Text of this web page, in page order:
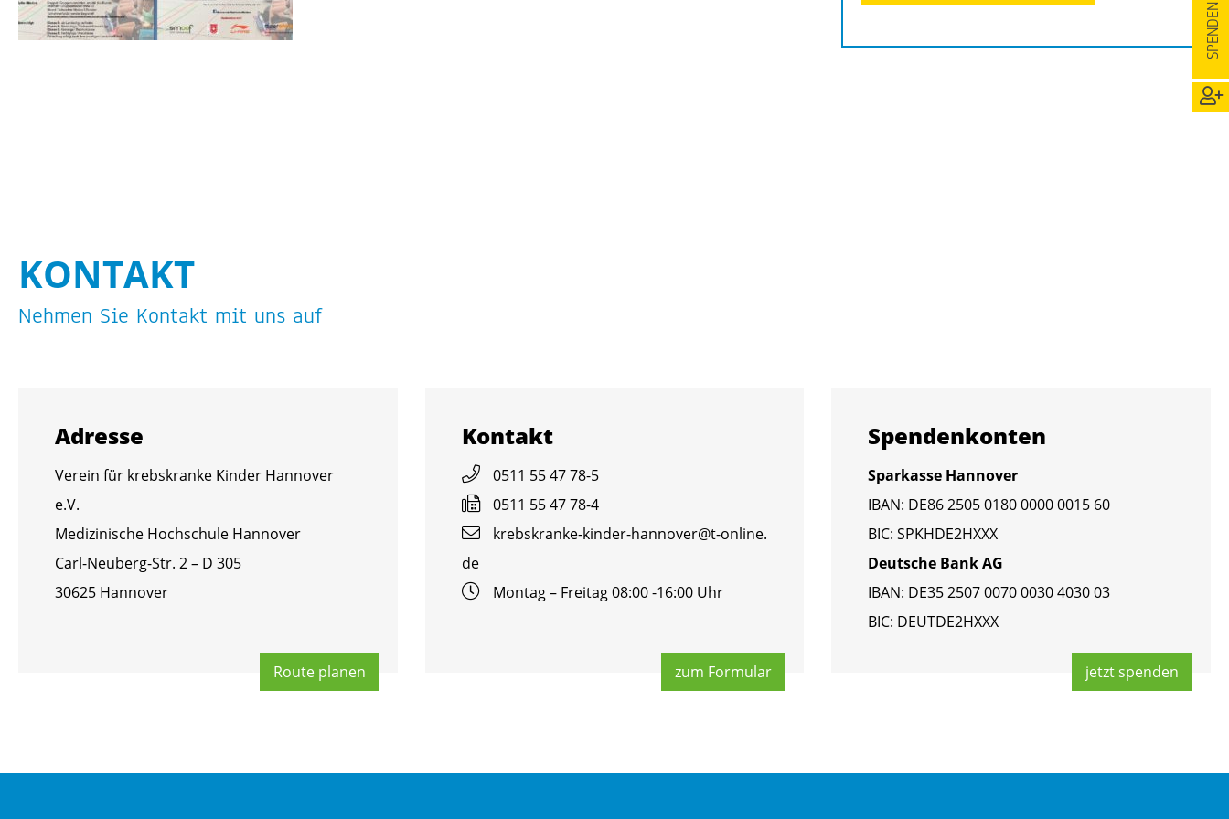
STA­TI­ON 62
BRÜ­CKEN­TEAM
KON­TAKT
Neh­men Sie Kon­takt mit uns auf
Adres­se
Ver­ein für krebs­kran­ke Kin­der Han­no­ver
e.V.
Me­di­zi­ni­sche Hoch­schu­le Han­no­ver
Carl-Neu­berg-Str. 2 – D 305
30625 Han­no­ver
Route pla­nen
Kon­takt
0511 55 47 78-5
0511 55 47 78-4
krebs­kran­ke-kin­der-han­no­ver@​t-​online.​
de
Mon­tag – Frei­tag 08:00 -16:00 Uhr
zum For­mu­lar
Spen­den­kon­ten
Spar­kas­se Han­no­ver
IBAN: DE86 2505 0180 0000 0015 60
BIC: SPKHDE2HXXX
Deut­sche Bank AG
IBAN: DE35 2507 0070 0030 4030 03
BIC: DEUT­DE2HXXX
jetzt spen­den